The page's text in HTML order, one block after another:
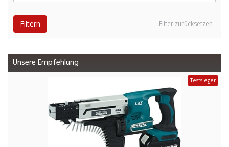
Filter zurücksetzen
Filtern
Unsere Empfehlung
Testsieger